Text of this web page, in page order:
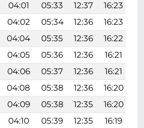
04:01 05:33 12:37 16:23
04:02 05:34 12:36 16:23
04:04 05:35 12:36 16:22
04:05 05:36 12:36 16:21
04:06 05:37 12:36 16:21
04:08 05:38 12:36 16:20
04:09 05:38 12:35 16:20
04:10 05:39 12:35 16:19